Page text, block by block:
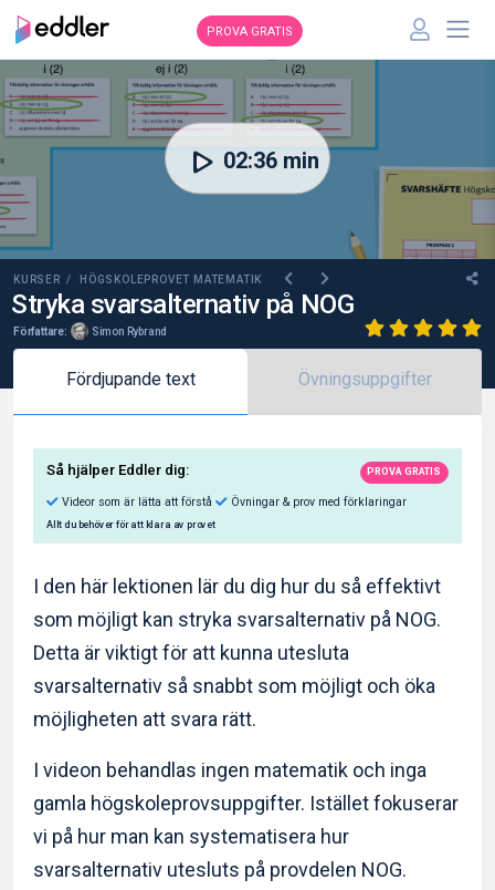
PROVA GRATIS
KURSER / HÖGSKOLEPROVET MATEMATIK
Stryka svarsalternativ på NOG
Författare: Simon Rybrand
02:36 min
Fördjupande text Övningsuppgifter
Så hjälper Eddler dig:
Videor som är lätta att förstå
I den här lektionen lär du dig hur du så effektivt
som möjligt kan stryka svarsalternativ på NOG.
Detta är viktigt för att kunna utesluta
svarsalternativ så snabbt som möjligt och öka
möjligheten att svara rätt.
I videon behandlas ingen matematik och inga
gamla högskoleprovsuppgifter. Istället fokuserar
vi på hur man kan systematisera hur
svarsalternativ utesluts på provdelen NOG.